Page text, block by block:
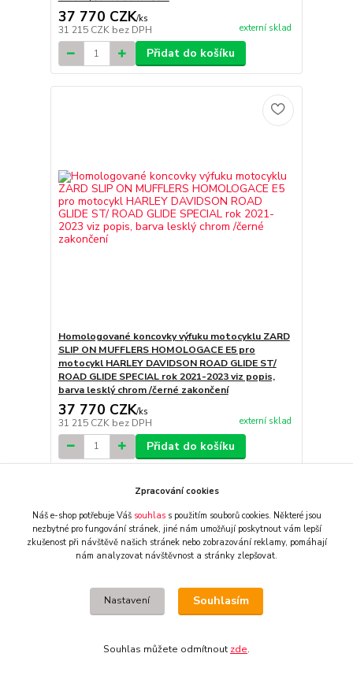
37 770 CZK/ks
31 215 CZK bez DPH externí sklad
Přidat do košíku
Homologované koncovky výfuku motocyklu ZARD
SLIP ON MUFFLERS HOMOLOGACE E5 pro
motocykl HARLEY DAVIDSON ROAD GLIDE ST/
ROAD GLIDE SPECIAL rok 2021-2023 viz popis,
barva lesklý chrom /černé zakončení
37 770 CZK/ks
31 215 CZK bez DPH externí sklad
Přidat do košíku
Zpracování cookies
Náš e-shop potřebuje Váš souhlass použitím souborů cookies. Některé jsou
nezbytné pro fungování stránek, jiné nám umožňují poskytnout vám lepší
zkušenost při návštěvě našich stránek nebo zobrazování reklamy, pomáhají
nám analyzovat návštěvnost a stránky zlepšovat.
Nastavení Souhlasím
Souhlas můžete odmítnout zde.